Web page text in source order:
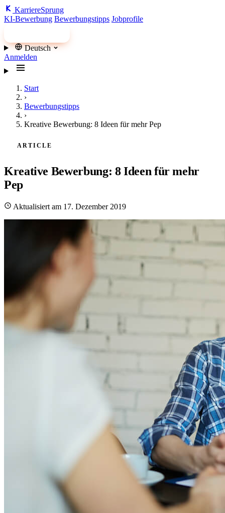
KarriereSprung
KI-Bewerbung Bewerbungstipps Jobprofile
Deutsch
Anmelden
Start
›
Bewerbungstipps
›
Kreative Bewerbung: 8 Ideen für mehr Pep
ARTICLE
Kreative Bewerbung: 8 Ideen für mehr
Pep
Aktualisiert am 17. Dezember 2019